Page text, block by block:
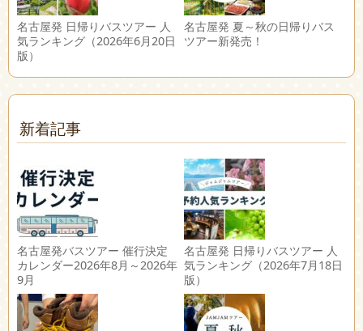
名古屋発 日帰りバスツアー 人
気ランキング（2026年6月20日
版）
名古屋発 夏～秋の日帰りバス
ツアー新発売！
新着記事
名古屋発バスツアー 催行決定
カレンダー2026年8月～2026年
9月
名古屋発 日帰りバスツアー 人
気ランキング（2026年7月18日
版）